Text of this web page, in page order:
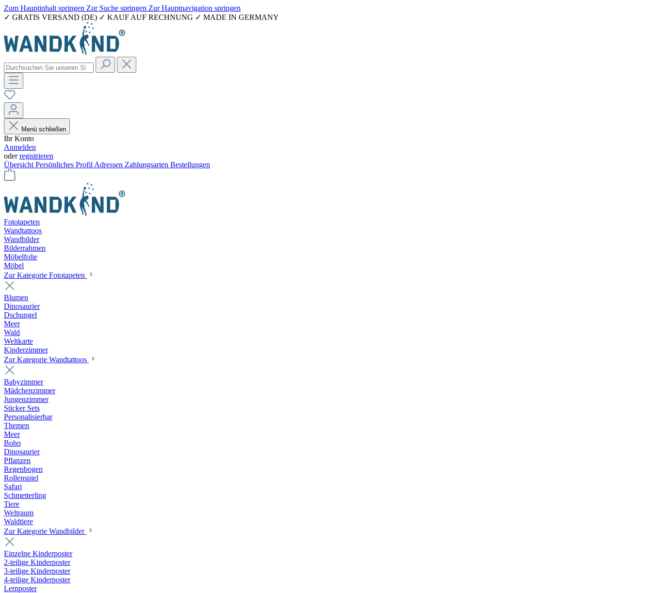
Zum Hauptinhalt springen Zur Suche springen Zur Hauptnavigation springen
✓ GRATIS VERSAND (DE) ✓ KAUF AUF RECHNUNG ✓ MADE IN GERMANY
Menü schließen
Ihr Konto
Anmelden
oderregistrieren
Übersicht Persönliches Profil Adressen Zahlungsarten Bestellungen
Fototapeten
Wandtattoos
Wandbilder
Bilderrahmen
Möbelfolie
Möbel
Zur Kategorie Fototapeten
Blumen
Dinosaurier
Dschungel
Meer
Wald
Weltkarte
Kinderzimmer
Zur Kategorie Wandtattoos
Babyzimmer
Mädchenzimmer
Jungenzimmer
Sticker Sets
Personalisierbar
Themen
Meer
Boho
Dinosaurier
Pflanzen
Regenbogen
Rollenspiel
Safari
Schmetterling
Tiere
Weltraum
Waldtiere
Zur Kategorie Wandbilder
Einzelne Kinderposter
2-teilige Kinderposter
3-teilige Kinderposter
4-teilige Kinderposter
Lernposter